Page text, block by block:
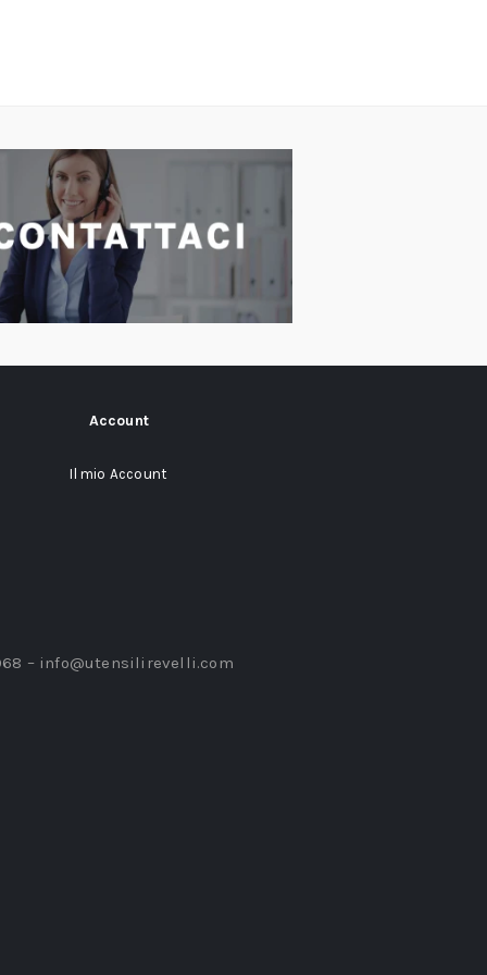
Account
Il mio Account
– info@utensilirevelli.com